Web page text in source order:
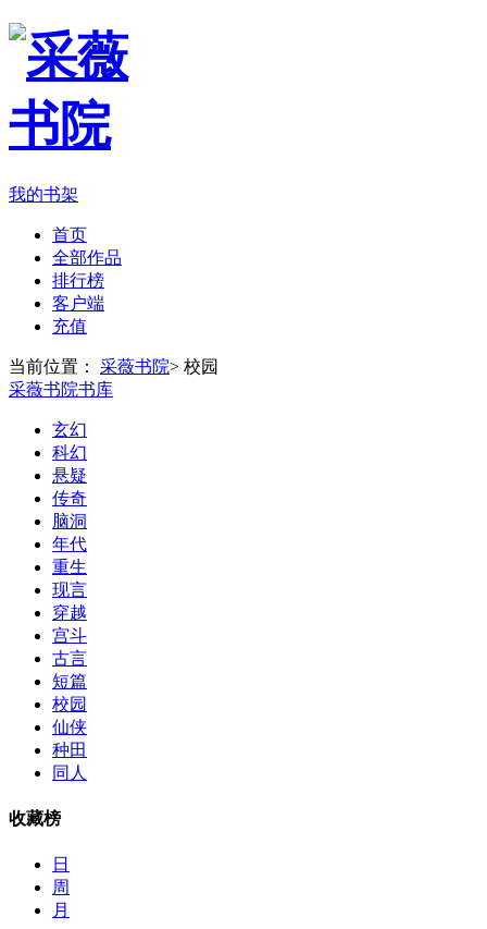
我的书架
首页
全部作品
排行榜
客户端
充值
当前位置： 采薇书院> 校园
采薇书院书库
玄幻
科幻
悬疑
传奇
脑洞
年代
重生
现言
穿越
宫斗
古言
短篇
校园
仙侠
种田
同人
收藏榜
日
周
月